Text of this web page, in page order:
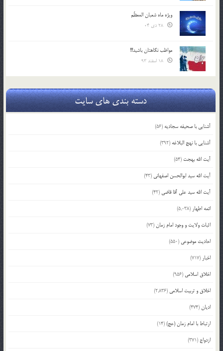
ویژه ماه شعبان المعظّم
مواظب نگاهتان باشید!!!
دسته بندی های سایت
آشنایی با صحیفه سجادیه (56)
آشنایی با نهج البلاغه (392)
آیت الله بهجت (54)
آیت الله سید ابوالحسن اصفهانی (43)
آیت الله سید علی آقا قاضی (42)
ائمه اطهار (5,038)
اثبات ولایت و وجود امام زمان(73)
احادیث موضوعی (550)
اخبار (717)
اخلاق اسلامی (956)
اخلاق و تربیت اسلامی (2,836)
ادیان(474)
ارتباط با امام زمان (عج)(14)
ازدواج (371)